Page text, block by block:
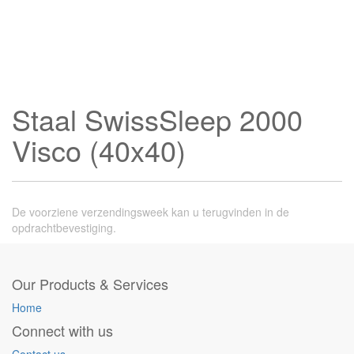
Staal SwissSleep 2000
Visco (40x40)
De voorziene verzendingsweek kan u terugvinden in de
opdrachtbevestiging.
Our Products & Services
Home
Connect with us